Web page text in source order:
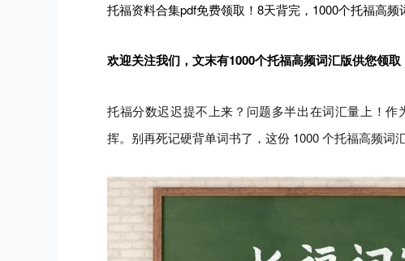
托福资料合集pdf免费领取！ 8天背完，1000个托福高频
欢迎关注我们，文末有1000个托福高频词汇版供您领取
托福分数迟迟提不上来？问题多半出在词汇量上！
挥。别再死记硬背单词书了，这份 1000 个托福高频词